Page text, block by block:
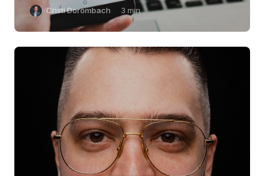
Cristi Dorombach 3 min